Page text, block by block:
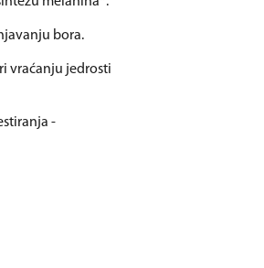
bora.
vraćanju jedrosti
-